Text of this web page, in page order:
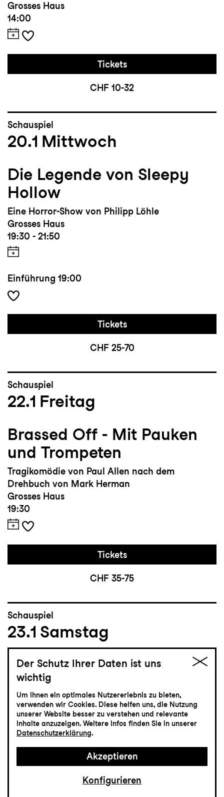
Grosses Haus
14:00
Tickets
CHF 10-32
Schauspiel
20.1 Mittwoch
Die Legende von Sleepy
Hollow
Eine Horror-Show von Philipp Löhle
Grosses Haus
19:30 - 21:50
Einführung 19:00
Tickets
CHF 25-70
Schauspiel
22.1 Freitag
Brassed Off - Mit Pauken
und Trompeten
Tragikomödie von Paul Allen nach dem
Drehbuch von Mark Herman
Grosses Haus
19:30
Tickets
CHF 35-75
Schauspiel
23.1 Samstag
jung
Zum letzten Mal
Tom Sawyer und
Huckleberry Finn
Familienstück nach Mark Twain mit Musik von
Kurt Weill
Der Schutz Ihrer Daten ist uns
wichtig
Um Ihnen ein optimales Nutzererlebnis zu bieten,
verwenden wir Cookies. Diese helfen uns, die Nutzung
unserer Website besser zu verstehen und relevante
Inhalte anzuzeigen. Weitere Infos finden Sie in unserer
Datenschutzerklärung.
Akzeptieren
Konfigurieren